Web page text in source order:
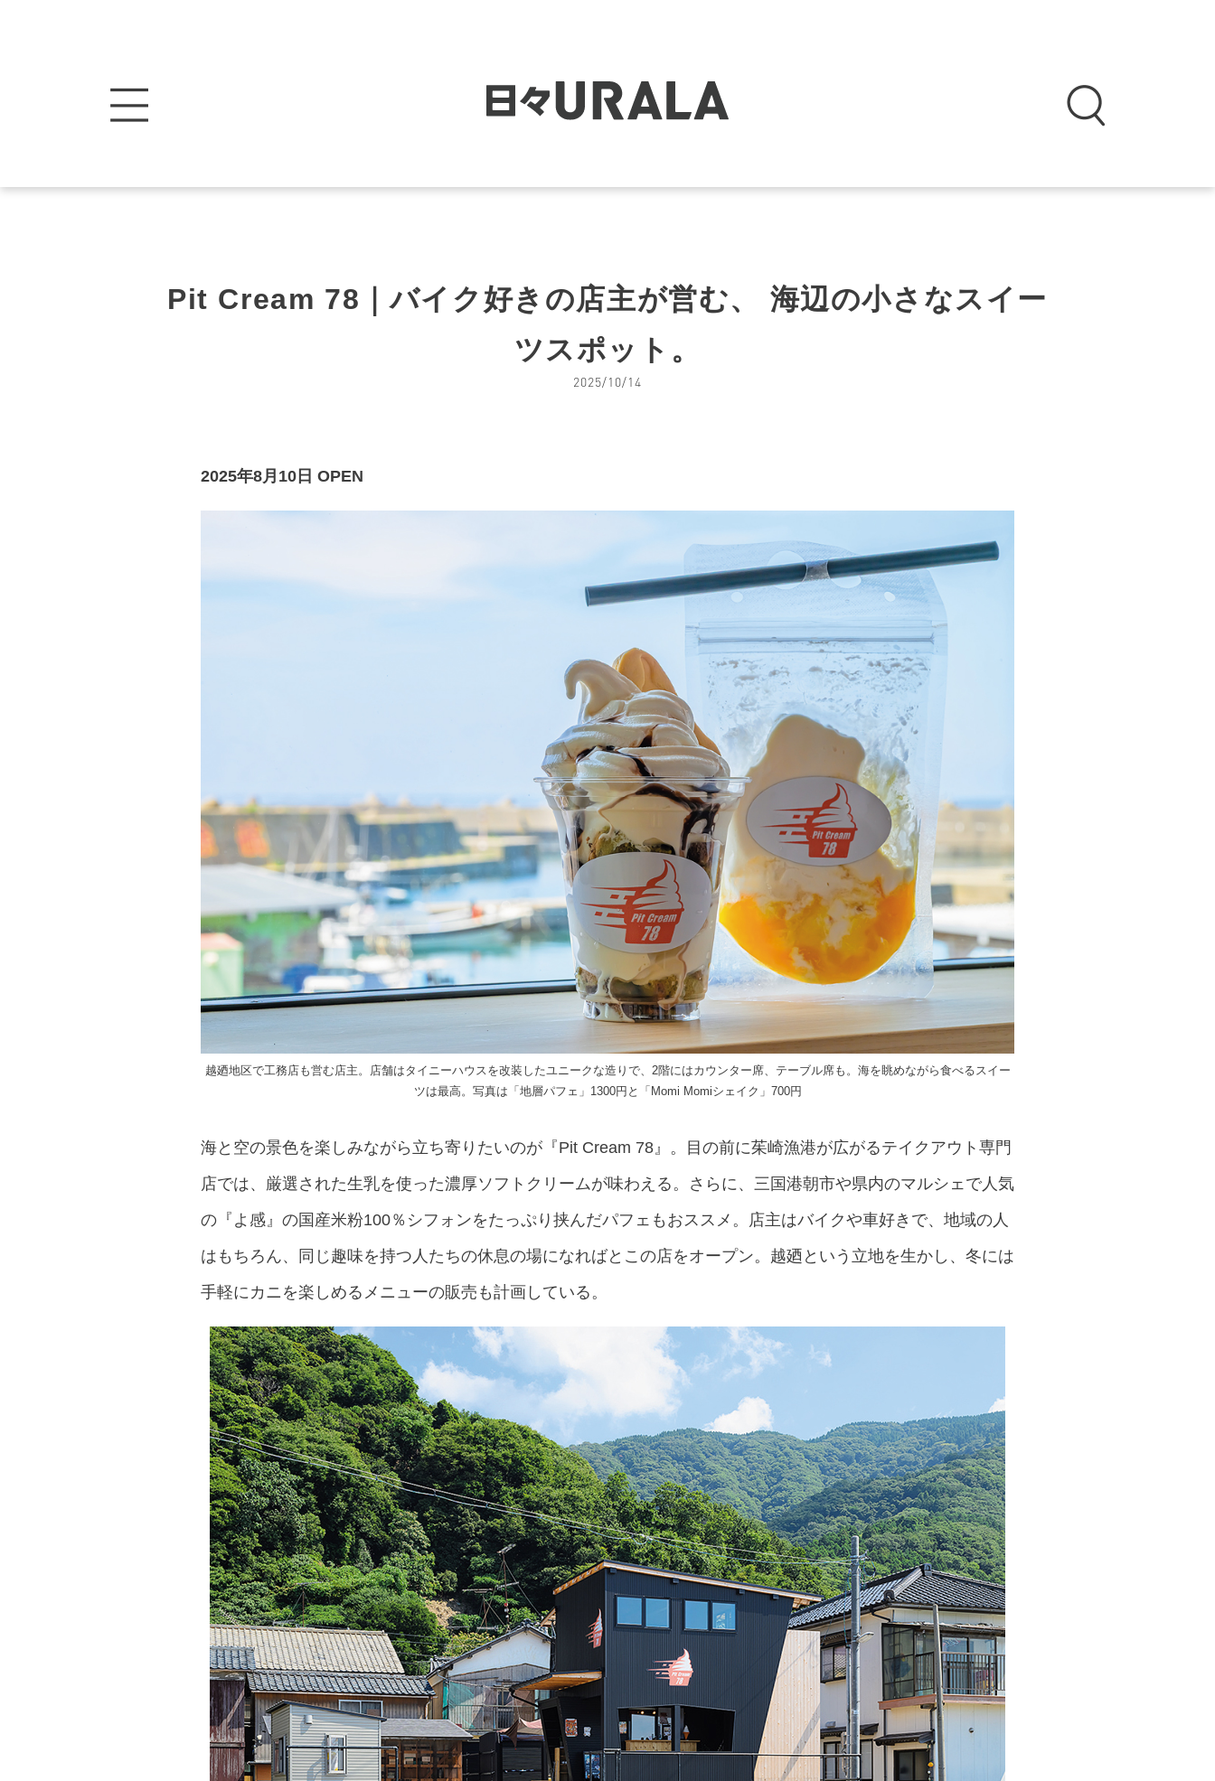
Pit Cream 78｜バイク好きの店主が営む、 海辺の小さなスイー
ツスポット。
2025/10/14
2025年8月10日 OPEN
越廼地区で工務店も営む店主。店舗はタイニーハウスを改装したユニークな造りで、2階にはカウンター席、テーブル席も。海を眺めながら食べるスイー
ツは最高。写真は「地層パフェ」1300円と「Momi Momiシェイク」700円
海と空の景色を楽しみながら立ち寄りたいのが『Pit Cream 78』。目の前に茱崎漁港が広がるテイクアウト専門
店では、厳選された生乳を使った濃厚ソフトクリームが味わえる。さらに、三国港朝市や県内のマルシェで人気
の『よ感』の国産米粉100％シフォンをたっぷり挟んだパフェもおススメ。店主はバイクや車好きで、地域の人
はもちろん、同じ趣味を持つ人たちの休息の場になればとこの店をオープン。越廼という立地を生かし、冬には
手軽にカニを楽しめるメニューの販売も計画している。